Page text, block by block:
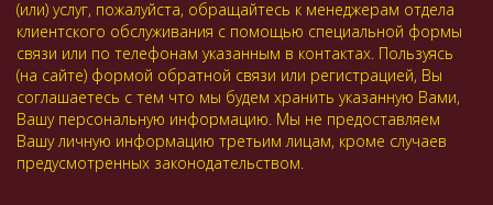
(или) услуг, пожалуйста, обращайтесь к менеджерам отдела
клиентского обслуживания с помощью специальной формы
связи или по телефонам указанным в контактах. Пользуясь
(на сайте) формой обратной связи или регистрацией, Вы
соглашаетесь с тем что мы будем хранить указанную Вами,
Вашу персональную информацию. Мы не предоставляем
Вашу личную информацию третьим лицам, кроме случаев
предусмотренных законодательством.